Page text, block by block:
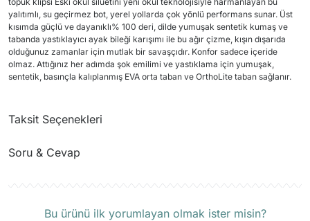
yalıtımlı, su geçirmez bot, yerel yollarda çok yönlü performans sunar. Üst
kısımda güçlü ve dayanıklı% 100 deri, dilde yumuşak sentetik kumaş ve
tabanda yastıklayıcı ayak bileği karışımı ile bu ağır çizme, kışın dışarıda
olduğunuz zamanlar için mutlak bir savaşçıdır. Konfor sadece içeride
olmaz. Attığınız her adımda şok emilimi ve yastıklama için yumuşak,
sentetik, basınçla kalıplanmış EVA orta taban ve OrthoLite taban sağlanır.
Taksit Seçenekleri
Soru & Cevap
Bu ürünü ilk yorumlayan olmak ister misin?